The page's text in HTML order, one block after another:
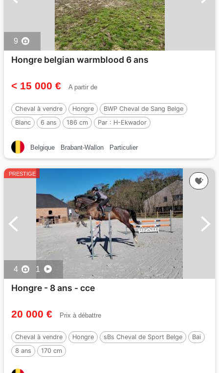
9
Hongre belgian warmblood 6 ans
< 15 000 € A partir de
Cheval à vendre Hongre
BWP Cheval de Sang Belge
Blanc
6 ans 186 cm Par : H-Ekwador
Belgique Brabant-Wallon Particulier
PRESTIGE
4 1
Hongre - 8 ans - cce
20 000 € Prix à débattre
Cheval à vendre Hongre sBs Cheval de Sport Belge
Bai
8 ans
170 cm